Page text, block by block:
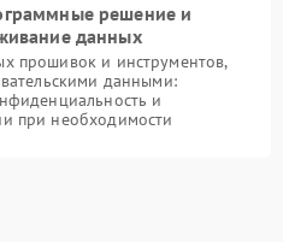
решение и
данных
прошивок и инструментов,
данными:
и
при необходимости